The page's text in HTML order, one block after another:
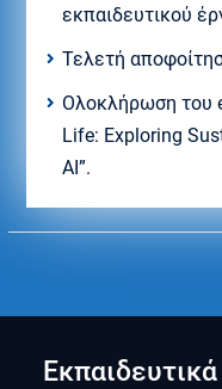
εκπαιδευτικού
Τελετή
Ολοκλήρωση του
Life: Exploring
AI”.